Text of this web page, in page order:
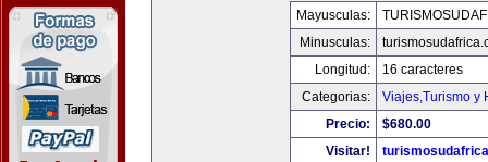
Mayusculas:
Minusculas:
Longitud:
16 caracteres
Categorias:
Viajes,Turismo y
Precio:
$680.00
Visitar!